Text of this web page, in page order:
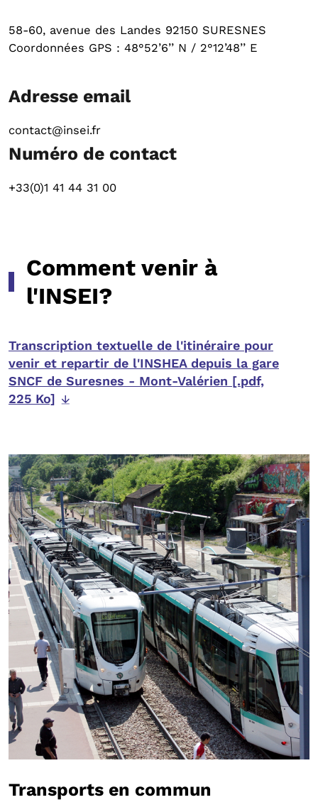
58-60, avenue des Landes 92150 SURESNES
Coordonnées GPS : 48°52’6’’ N / 2°12’48’’ E
Adresse email
contact@insei.fr
Numéro de contact
+33(0)1 41 44 31 00
Comment venir à
l'INSEI?
Transcription textuelle de l'itinéraire pour
venir et repartir de l'INSHEA depuis la gare
SNCF de Suresnes - Mont-Valérien [.pdf,
225 Ko]
Transports en commun